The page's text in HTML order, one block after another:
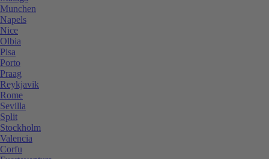
Munchen
Napels
Nice
Olbia
Pisa
Porto
Praag
Reykjavik
Rome
Sevilla
Split
Stockholm
Valencia
Corfu